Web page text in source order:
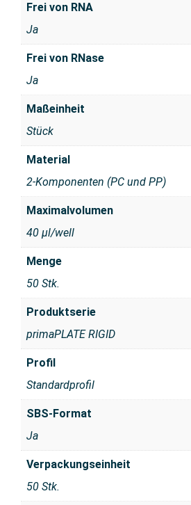
Frei von RNA
Ja
Frei von RNase
Ja
Maßeinheit
Stück
Material
2-Komponenten (PC und PP)
Maximalvolumen
40 µl/well
Menge
50 Stk.
Produktserie
primaPLATE RIGID
Profil
Standardprofil
SBS-Format
Ja
Verpackungseinheit
50 Stk.